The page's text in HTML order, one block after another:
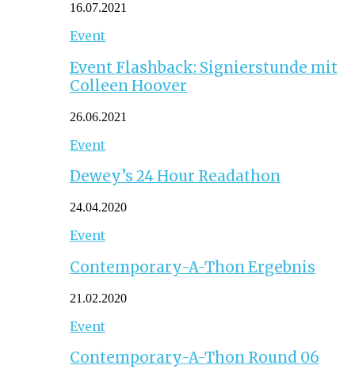
16.07.2021
Event
Event Flashback: Signierstunde mit
Colleen Hoover
26.06.2021
Event
Dewey’s 24 Hour Readathon
24.04.2020
Event
Contemporary-A-Thon Ergebnis
21.02.2020
Event
Contemporary-A-Thon Round 06